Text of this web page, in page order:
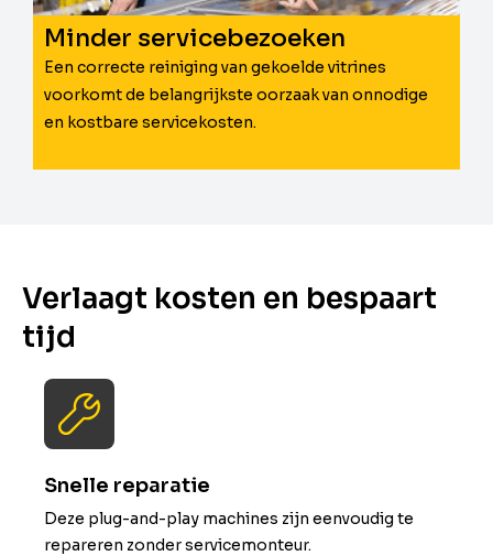
Minder servicebezoeken
Een correcte reiniging van gekoelde vitrines
voorkomt de belangrijkste oorzaak van onnodige
en kostbare servicekosten.
Verlaagt kosten en bespaart
tijd
Snelle reparatie
Deze plug-and-play machines zijn eenvoudig te
repareren zonder servicemonteur.